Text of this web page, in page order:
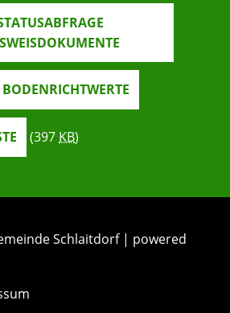
(397 KB)
Schlaitdorf | powered